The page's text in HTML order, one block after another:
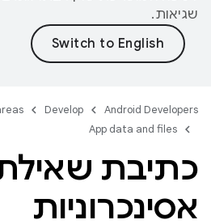
שגיאות.
Android Developers
Develop
App data and files
אסינכרוניות